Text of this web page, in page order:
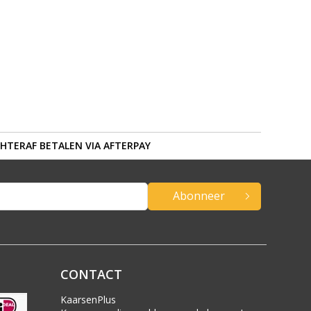
BETALEN VIA AFTERPAY
Abonneer
CONTACT
KaarsenPlus